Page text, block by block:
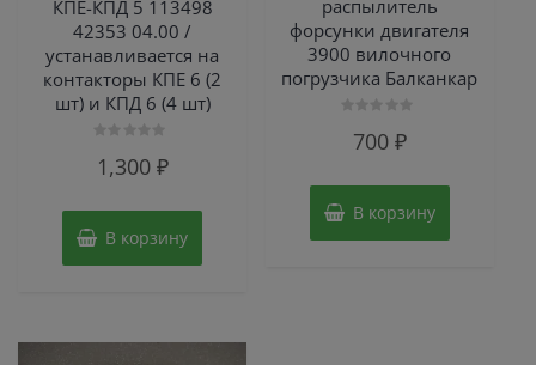
КПЕ-КПД 5 113498
42353 04.00 /
устанавливается на
контакторы КПЕ 6 (2
шт) и КПД 6 (4 шт)
01,300 ₽
В корзину
распылитель
форсунки двигателя
3900 вилочного
погрузчика Балканкар
700 ₽
В корзину